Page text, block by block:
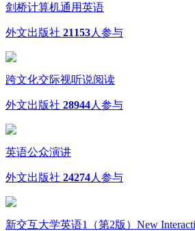
剑桥计算机通用英语
外文出版社 21153人参与
跨文化交际视听说阅读
外文出版社 28944人参与
英语公众演讲
外文出版社 24274人参与
新交互大学英语1（第2版）New